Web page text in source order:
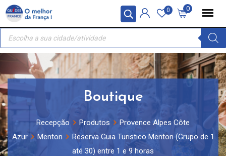
Painel de Gerenciamento de Cookies
Skip
content
0
0
Recherche
produits
Boutique
Recepção Produtos
Provence Alpes Côte
Azur
Menton
Reserva Guia Turistico Menton (Grupo de 1
até 30) entre 1 e 9 horas